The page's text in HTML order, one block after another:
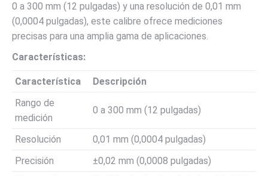
0 a 300 mm (12 pulgadas) y una resolución de 0,01 mm
(0,0004 pulgadas), este calibre ofrece mediciones
precisas para una amplia gama de aplicaciones.
Características:
Característica
Descripción
Rango de
medición
0 a 300 mm (12 pulgadas)
Resolución
0,01 mm (0,0004 pulgadas)
Precisión
±0,02 mm (0,0008 pulgadas)